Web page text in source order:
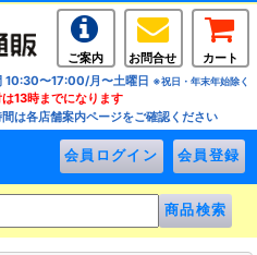
ご案内 お問合せ
カート
10:30〜17:00/月〜土曜日 ※祝日・年末年始除く
13時までになります
は各店舗案内ページをご確認ください